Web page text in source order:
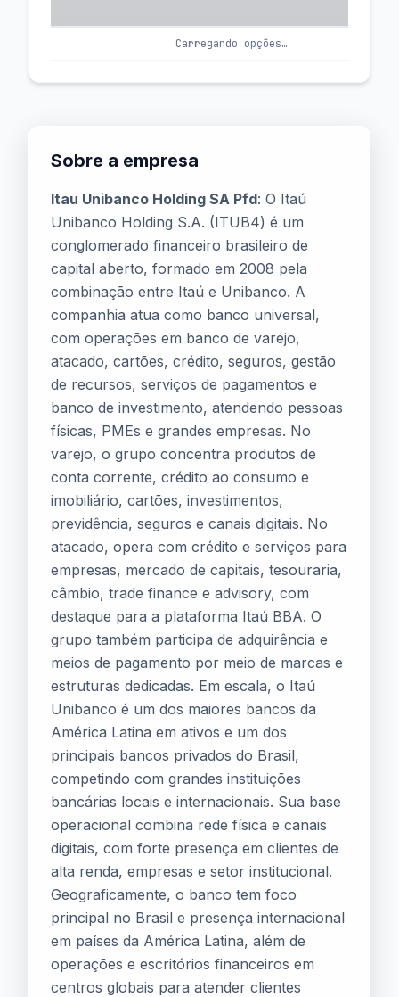
Carregando opções…
Sobre a empresa
Itau Unibanco Holding SA Pfd: O Itaú
Unibanco Holding S.A. (ITUB4) é um
conglomerado financeiro brasileiro de
capital aberto, formado em 2008 pela
combinação entre Itaú e Unibanco. A
companhia atua como banco universal,
com operações em banco de varejo,
atacado, cartões, crédito, seguros, gestão
de recursos, serviços de pagamentos e
banco de investimento, atendendo pessoas
físicas, PMEs e grandes empresas. No
varejo, o grupo concentra produtos de
conta corrente, crédito ao consumo e
imobiliário, cartões, investimentos,
previdência, seguros e canais digitais. No
atacado, opera com crédito e serviços para
empresas, mercado de capitais, tesouraria,
câmbio, trade finance e advisory, com
destaque para a plataforma Itaú BBA. O
grupo também participa de adquirência e
meios de pagamento por meio de marcas e
estruturas dedicadas. Em escala, o Itaú
Unibanco é um dos maiores bancos da
América Latina em ativos e um dos
principais bancos privados do Brasil,
competindo com grandes instituições
bancárias locais e internacionais. Sua base
operacional combina rede física e canais
digitais, com forte presença em clientes de
alta renda, empresas e setor institucional.
Geograficamente, o banco tem foco
principal no Brasil e presença internacional
em países da América Latina, além de
operações e escritórios financeiros em
centros globais para atender clientes